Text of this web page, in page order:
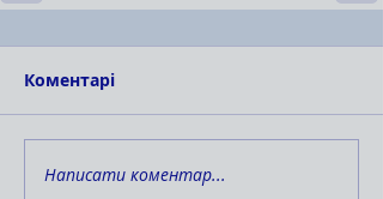
Коментарі
Написати коментар...